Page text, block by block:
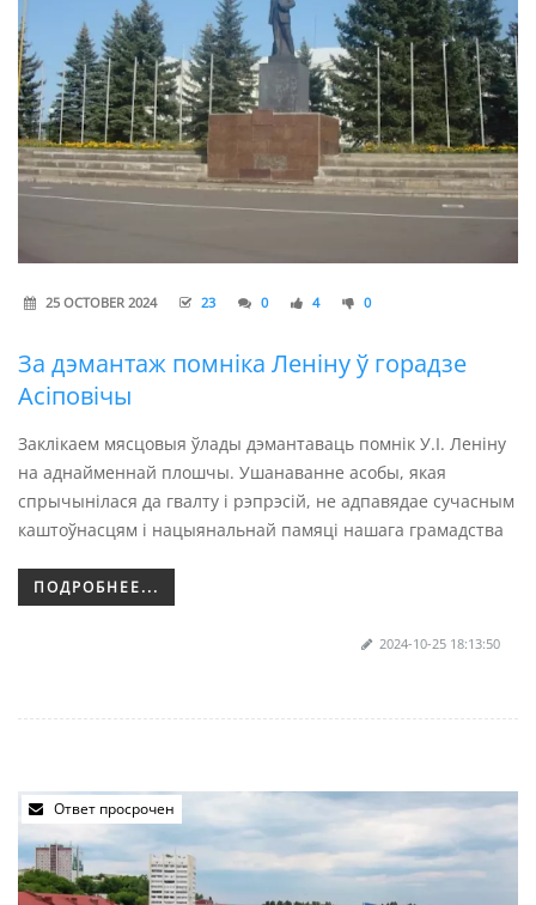
25 OCTOBER 2024 23 0 4 0
За дэмантаж помніка Леніну ў горадзе
Асіповічы
Заклікаем мясцовыя ўлады дэмантаваць помнік У.І. Леніну
на аднайменнай плошчы. Ушанаванне асобы, якая
спрычынілася да гвалту і рэпрэсій, не адпавядае сучасным
каштоўнасцям і нацыянальнай памяці нашага грамадства
ПОДРОБНЕЕ...
2024-10-25 18:13:50
Ответ просрочен